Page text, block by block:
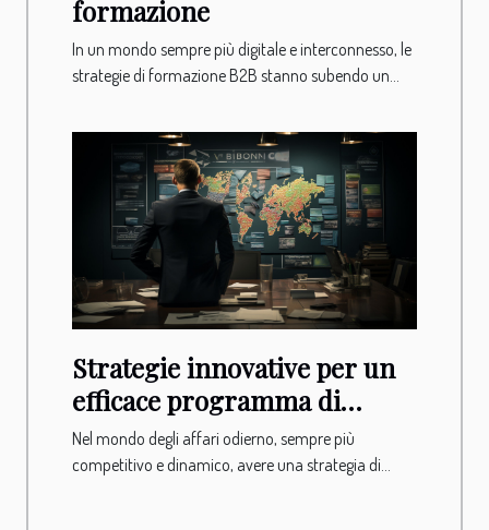
formazione
In un mondo sempre più digitale e interconnesso, le
strategie di formazione B2B stanno subendo un...
Strategie innovative per un
efficace programma di
formazione
Nel mondo degli affari odierno, sempre più
competitivo e dinamico, avere una strategia di...